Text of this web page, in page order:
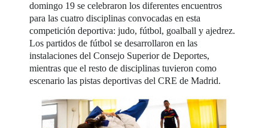
domingo 19 se celebraron los diferentes encuentros
para las cuatro disciplinas convocadas en esta
competición deportiva: judo, fútbol, goalball y ajedrez.
Los partidos de fútbol se desarrollaron en las
instalaciones del Consejo Superior de Deportes,
mientras que el resto de disciplinas tuvieron como
escenario las pistas deportivas del CRE de Madrid.